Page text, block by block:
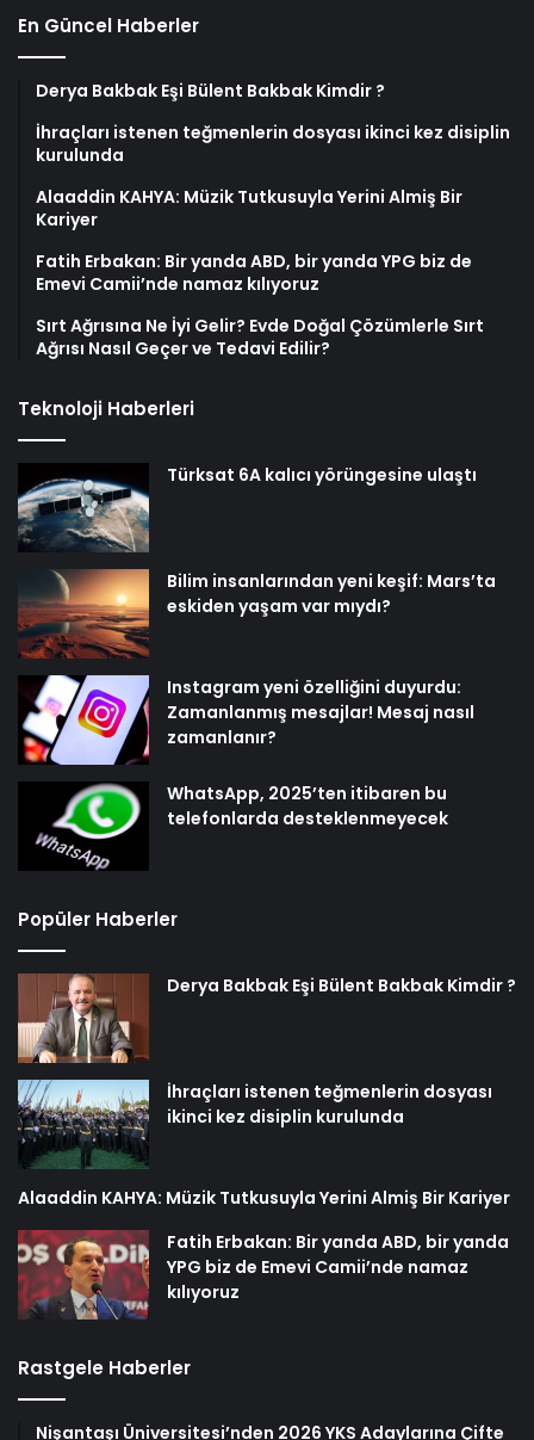
En Güncel Haberler
Derya Bakbak Eşi Bülent Bakbak Kimdir ?
İhraçları istenen teğmenlerin dosyası ikinci kez disiplin
kurulunda
Alaaddin KAHYA: Müzik Tutkusuyla Yerini Almiş Bir
Kariyer
Fatih Erbakan: Bir yanda ABD, bir yanda YPG biz de
Emevi Camii’nde namaz kılıyoruz
Sırt Ağrısına Ne İyi Gelir? Evde Doğal Çözümlerle Sırt
Ağrısı Nasıl Geçer ve Tedavi Edilir?
Teknoloji Haberleri
Türksat 6A kalıcı yörüngesine ulaştı
Bilim insanlarından yeni keşif: Mars’ta
eskiden yaşam var mıydı?
Instagram yeni özelliğini duyurdu:
Zamanlanmış mesajlar! Mesaj nasıl
zamanlanır?
WhatsApp, 2025’ten itibaren bu
telefonlarda desteklenmeyecek
Popüler Haberler
Derya Bakbak Eşi Bülent Bakbak Kimdir ?
İhraçları istenen teğmenlerin dosyası
ikinci kez disiplin kurulunda
Alaaddin KAHYA: Müzik Tutkusuyla Yerini Almiş Bir Kariyer
Fatih Erbakan: Bir yanda ABD, bir yanda
YPG biz de Emevi Camii’nde namaz
kılıyoruz
Rastgele Haberler
Nişantaşı Üniversitesi’nden 2026 YKS Adaylarına Çifte